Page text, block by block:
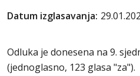
Datum izglasavanja:
Odluka je donesena na 9.
(jednoglasno, 123 glasa "za").